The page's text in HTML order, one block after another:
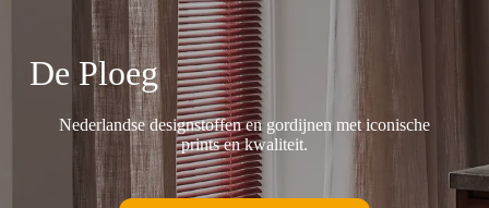
De Ploeg
Nederlandse designstoffen en gordijnen met iconische
prints en kwaliteit.